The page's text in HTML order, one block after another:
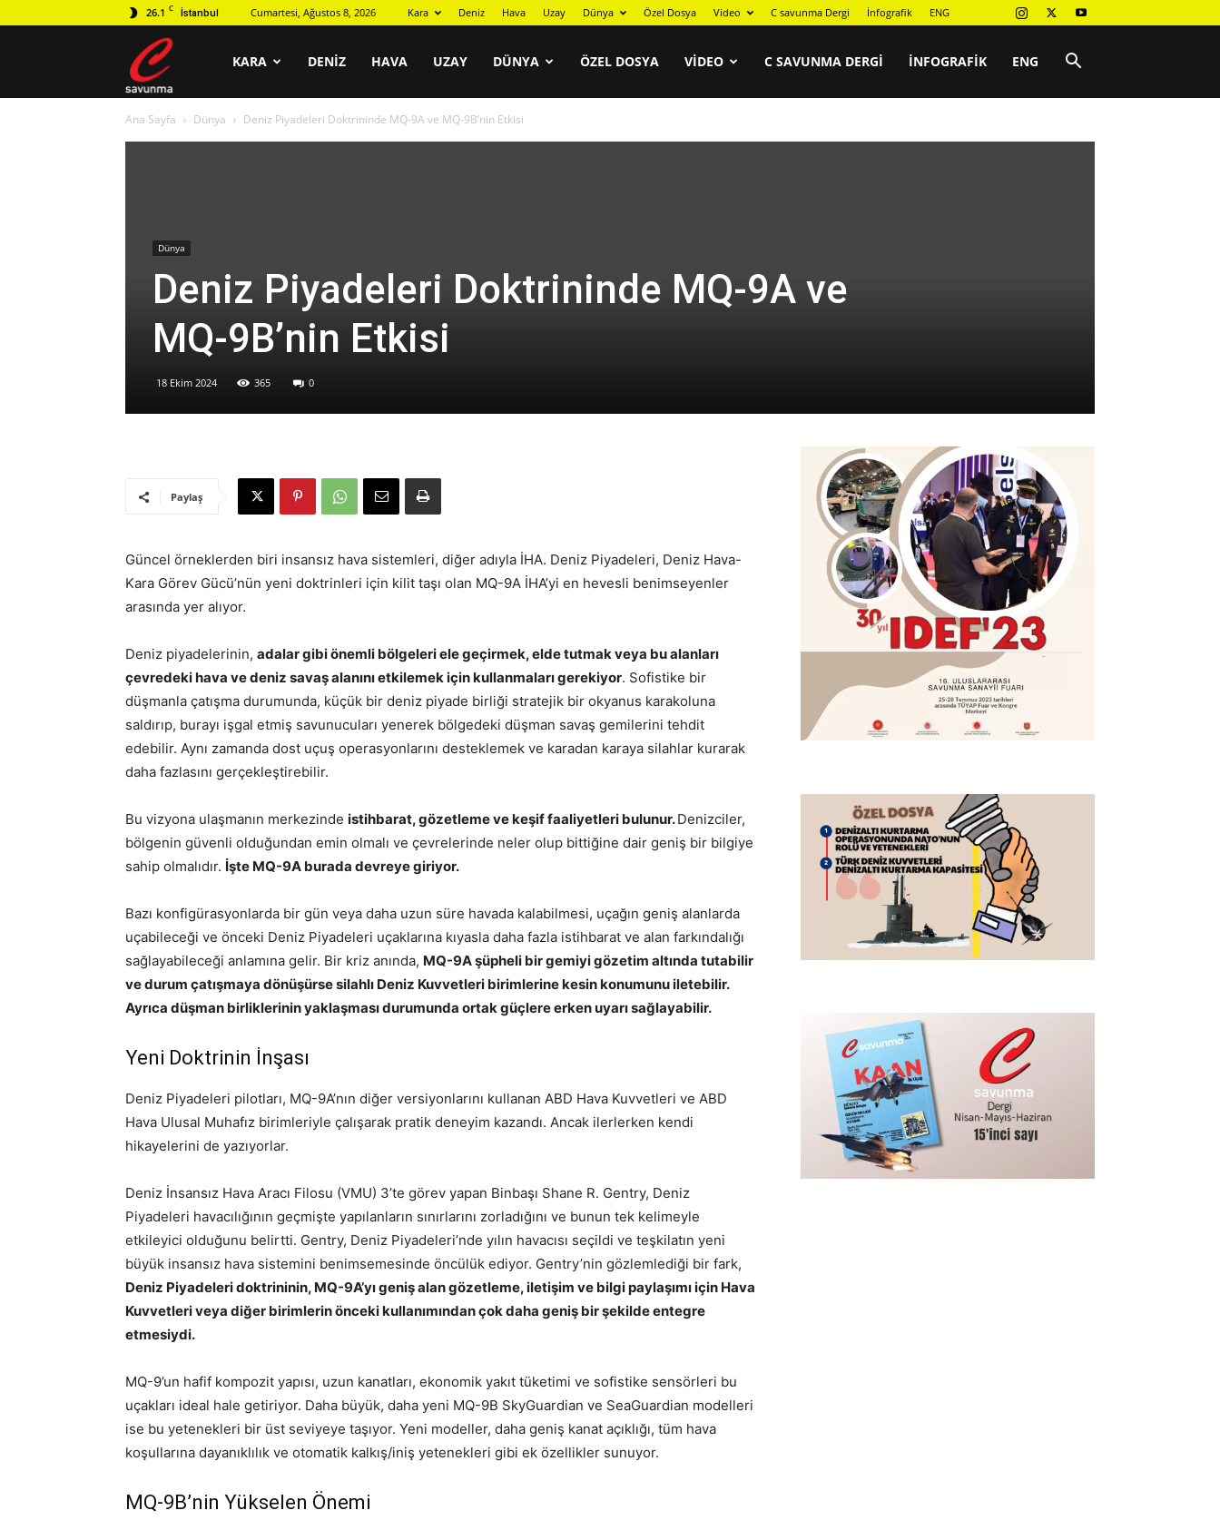
26.1 C İstanbul Cumartesi, Ağustos 8, 2026 Kara Deniz Hava Uzay Dünya Özel Dosya Video C savunma Dergi İnfografik ENG
KARA DENIZ HAVA UZAY DÜNYA ÖZEL DOSYA VIDEO C SAVUNMA DERGI İNFOGRAFIK ENG
Ana Sayfa Dünya Deniz Piyadeleri Doktrininde MQ-9A ve MQ-9B’nin Etkisi
Dünya
Deniz Piyadeleri Doktrininde MQ-9A ve
MQ-9B’nin Etkisi
18 Ekim 2024 365 0
Paylaş
Güncel örneklerden biri insansız hava sistemleri, diğer adıyla İHA. Deniz Piyadeleri, Deniz Hava-
Kara Görev Gücü’nün yeni doktrinleri için kilit taşı olan MQ-9A İHA’yi en hevesli benimseyenler
arasında yer alıyor.
Deniz piyadelerinin, adalar gibi önemli bölgeleri ele geçirmek, elde tutmak veya bu alanları
çevredeki hava ve deniz savaş alanını etkilemek için kullanmaları gerekiyor. Sofistike bir
düşmanla çatışma durumunda, küçük bir deniz piyade birliği stratejik bir okyanus karakoluna
saldırıp, burayı işgal etmiş savunucuları yenerek bölgedeki düşman savaş gemilerini tehdit
edebilir. Aynı zamanda dost uçuş operasyonlarını desteklemek ve karadan karaya silahlar kurarak
daha fazlasını gerçekleştirebilir.
Bu vizyona ulaşmanın merkezinde istihbarat, gözetleme ve keşif faaliyetleri bulunur.Denizciler,
bölgenin güvenli olduğundan emin olmalı ve çevrelerinde neler olup bittiğine dair geniş bir bilgiye
sahip olmalıdır. İşte MQ-9A burada devreye giriyor.
Bazı konfigürasyonlarda bir gün veya daha uzun süre havada kalabilmesi, uçağın geniş alanlarda
uçabileceği ve önceki Deniz Piyadeleri uçaklarına kıyasla daha fazla istihbarat ve alan farkındalığı
sağlayabileceği anlamına gelir. Bir kriz anında, MQ-9A şüpheli bir gemiyi gözetim altında tutabilir
ve durum çatışmaya dönüşürse silahlı Deniz Kuvvetleri birimlerine kesin konumunu iletebilir.
Ayrıca düşman birliklerinin yaklaşması durumunda ortak güçlere erken uyarı sağlayabilir.
Yeni Doktrinin İnşası
Deniz Piyadeleri pilotları, MQ-9A’nın diğer versiyonlarını kullanan ABD Hava Kuvvetleri ve ABD
Hava Ulusal Muhafız birimleriyle çalışarak pratik deneyim kazandı. Ancak ilerlerken kendi
hikayelerini de yazıyorlar.
Deniz İnsansız Hava Aracı Filosu (VMU) 3’te görev yapan Binbaşı Shane R. Gentry, Deniz
Piyadeleri havacılığının geçmişte yapılanların sınırlarını zorladığını ve bunun tek kelimeyle
etkileyici olduğunu belirtti. Gentry, Deniz Piyadeleri’nde yılın havacısı seçildi ve teşkilatın yeni
büyük insansız hava sistemini benimsemesinde öncülük ediyor. Gentry’nin gözlemlediği bir fark,
Deniz Piyadeleri doktrininin, MQ-9A’yı geniş alan gözetleme, iletişim ve bilgi paylaşımı için Hava
Kuvvetleri veya diğer birimlerin önceki kullanımından çok daha geniş bir şekilde entegre
etmesiydi.
MQ-9’un hafif kompozit yapısı, uzun kanatları, ekonomik yakıt tüketimi ve sofistike sensörleri bu
uçakları ideal hale getiriyor. Daha büyük, daha yeni MQ-9B SkyGuardian ve SeaGuardian modelleri
ise bu yetenekleri bir üst seviyeye taşıyor. Yeni modeller, daha geniş kanat açıklığı, tüm hava
koşullarına dayanıklılık ve otomatik kalkış/iniş yetenekleri gibi ek özellikler sunuyor.
MQ-9B’nin Yükselen Önemi